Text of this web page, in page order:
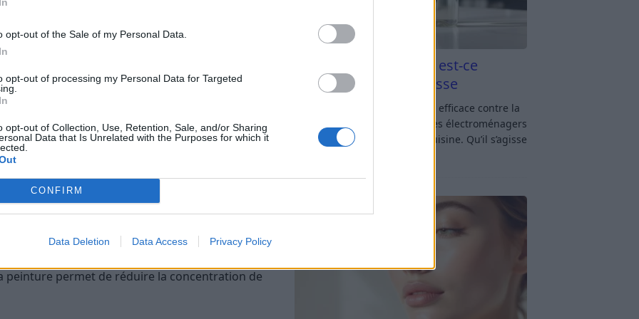
opt-out of the Sale of my Personal Data.
opt-out of processing my Personal Data for Targeted
opt-out of Collection, Use, Retention, Sale, and/or Sharing
Data that Is Unrelated with the Purposes for which it
CONFIRM
Data Deletion Data Access Privacy Policy
de polluants
détergents, désinfectants ou parfums
pour la santé. Optez pour des produits
blanc, le bicarbonate de soude ou le savon
ou d’encens, qui peuvent également
à purifier l’air.
de COV
les peintures, les revêtements de sol ou les tapis
plusieurs semaines ou mois. Lors de l’achat,
sans COV ou faibles émissons. Aérer
peinture permet de réduire la concentration de
Vinaigre blanc et four est-ce
efficace contre la graisse
Vinaigre blanc et four : est-ce efficace contre la
graisse ? Le four fait partie des électroménagers
les plus sollicités dans une cuisine. Qu’il s’agisse